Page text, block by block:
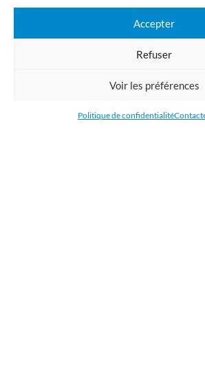
Accepter
Refuser
Voir les préférences
Politique de confidentialité
Imprimerie numérique
entreprise. Nous imprimons : bâche, tissu, film
Belgique, aux Pays-Bas et au Luxembourg et